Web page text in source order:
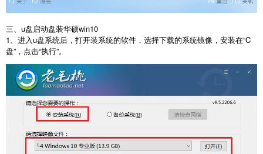
三、u盘启动盘装华硕win10
1、进入u盘系统后，打开装系统的软件，选择下载的系统镜像，安装在“C
盘”，点击“执行”。